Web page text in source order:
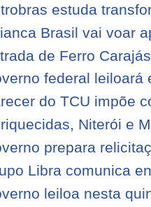
estuda
Brasil vai voar
de Ferro
federal leiloará
do TCU impõe
Niterói e
prepara
Libra comunica
leiloa nesta